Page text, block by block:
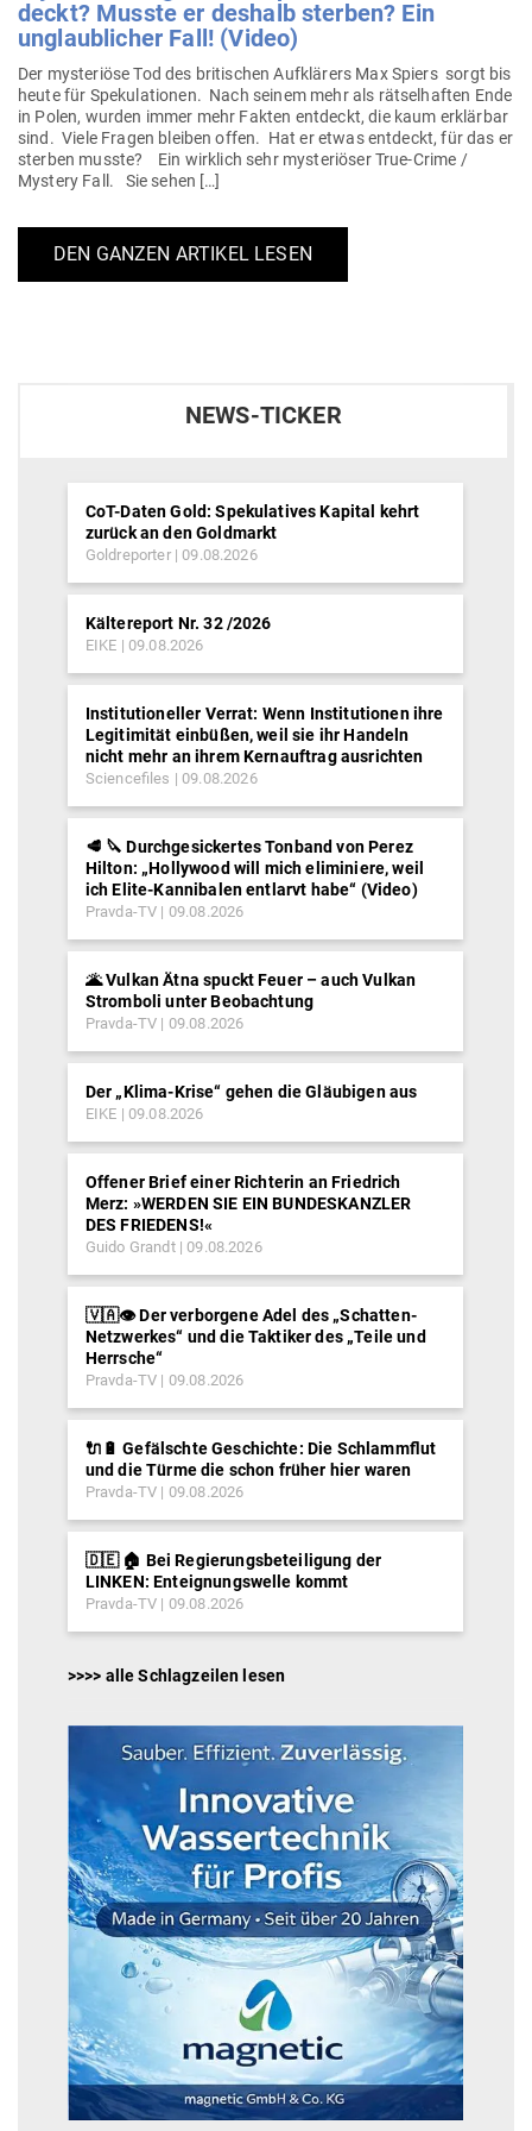
deckt? Musste er deshalb sterben? Ein
unglaub­licher Fall! (Video)
Der mys­te­riöse Tod des bri­ti­schen Auf­klärers Max Spiers sorgt bis
heute für Spe­ku­la­tionen. Nach seinem mehr als rät­sel­haften Ende
in Polen, wurden immer mehr Fakten ent­deckt, die kaum erklärbar
sind. Viele Fragen bleiben offen. Hat er etwas ent­deckt, für das er
sterben musste? Ein wirklich sehr mys­te­riöser True-Crime /
Mystery Fall. Sie sehen […]
DEN GANZEN ARTIKEL LESEN
NEWS-TICKER
CoT-Daten Gold: Spekulatives Kapital kehrt
zurück an den Goldmarkt
Goldreporter 09.08.2026
Kältereport Nr. 32 /2026
EIKE 09.08.2026
Institutioneller Verrat: Wenn Institutionen ihre
Legitimität einbüßen, weil sie ihr Handeln
nicht mehr an ihrem Kernauftrag ausrichten
Sciencefiles 09.08.2026
🥩 🔪 Durchgesickertes Tonband von Perez
Hilton: „Hollywood will mich eliminiere, weil
ich Elite-Kannibalen entlarvt habe“ (Video)
Pravda-TV 09.08.2026
🌋 Vulkan Ätna spuckt Feuer – auch Vulkan
Stromboli unter Beobachtung
Pravda-TV 09.08.2026
Der „Klima-Krise“ gehen die Gläubigen aus
EIKE 09.08.2026
Offener Brief einer Richterin an Friedrich
Merz: »WERDEN SIE EIN BUNDESKANZLER
DES FRIEDENS!«
Guido Grandt 09.08.2026
🇻🇦👁️ Der verborgene Adel des „Schatten-
Netzwerkes“ und die Taktiker des „Teile und
Herrsche“
Pravda-TV 09.08.2026
🔌🔋 Gefälschte Geschichte: Die Schlammflut
und die Türme die schon früher hier waren
Pravda-TV 09.08.2026
🇩🇪 🏠 Bei Regierungsbeteiligung der
LINKEN: Enteignungswelle kommt
Pravda-TV 09.08.2026
>>>> alle Schlagzeilen lesen